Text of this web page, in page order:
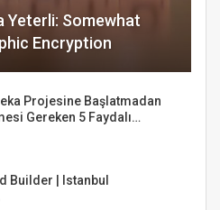
Yeterli: Somewhat
Encryption
Projesine Başlatmadan
Gereken 5 Faydalı…
Builder | Istanbul